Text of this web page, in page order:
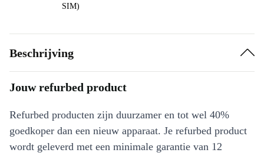
SIM)
Beschrijving
Jouw refurbed product
Refurbed producten zijn duurzamer en tot wel 40%
goedkoper dan een nieuw apparaat. Je refurbed product
wordt geleverd met een minimale garantie van 12